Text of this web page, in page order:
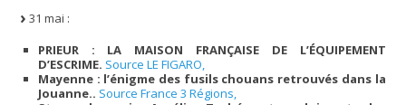
31 mai :
PRIEUR : LA MAISON FRANÇAISE DE L’ÉQUIPEMENT
D’ESCRIME. Source LE FIGARO,
Mayenne : l’énigme des fusils chouans retrouvés dans la
Jouanne.. Source France 3 Régions,